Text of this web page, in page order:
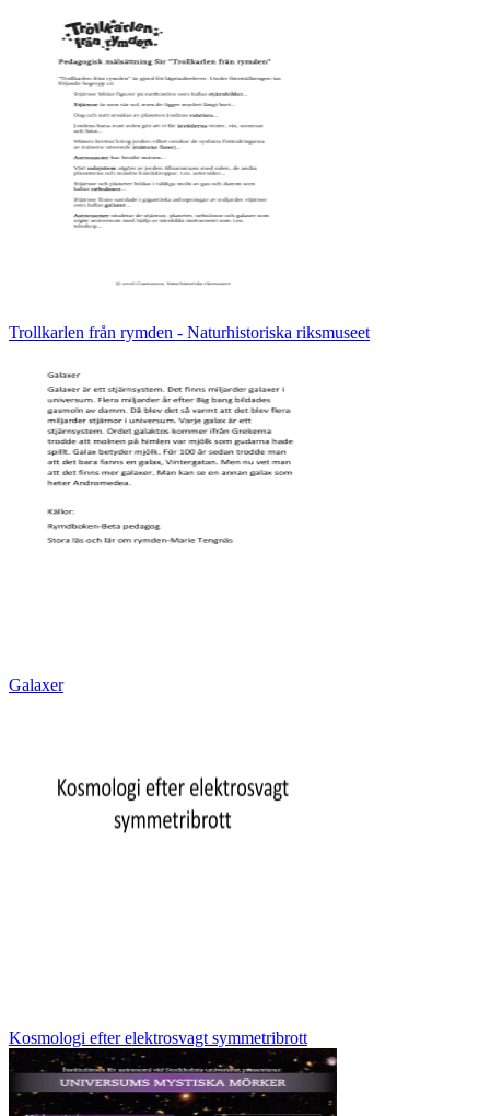
Trollkarlen från rymden - Naturhistoriska riksmuseet
Galaxer
Kosmologi efter elektrosvagt symmetribrott